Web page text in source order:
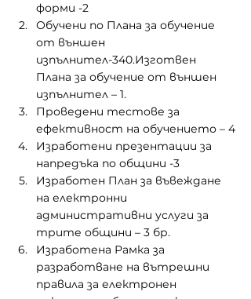
форми -2
Обучени по Плана за обучение
от външен
изпълнител-340.Изготвен
Плана за обучение от външен
изпълнител – 1.
Проведени тестове за
ефективност на обучението – 4
Изработени презентации за
напредъка по общини -3
Изработен План за въвеждане
на електронни
административни услуги за
трите общини – 3 бр.
Изработена Рамка за
разработване на вътрешни
правила за електронен